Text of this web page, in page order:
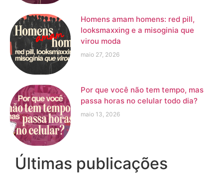
Homens amam homens: red pill,
looksmaxxing e a misoginia que
virou moda
maio 27, 2026
Por que você não tem tempo, mas
passa horas no celular todo dia?
maio 13, 2026
Últimas publicações